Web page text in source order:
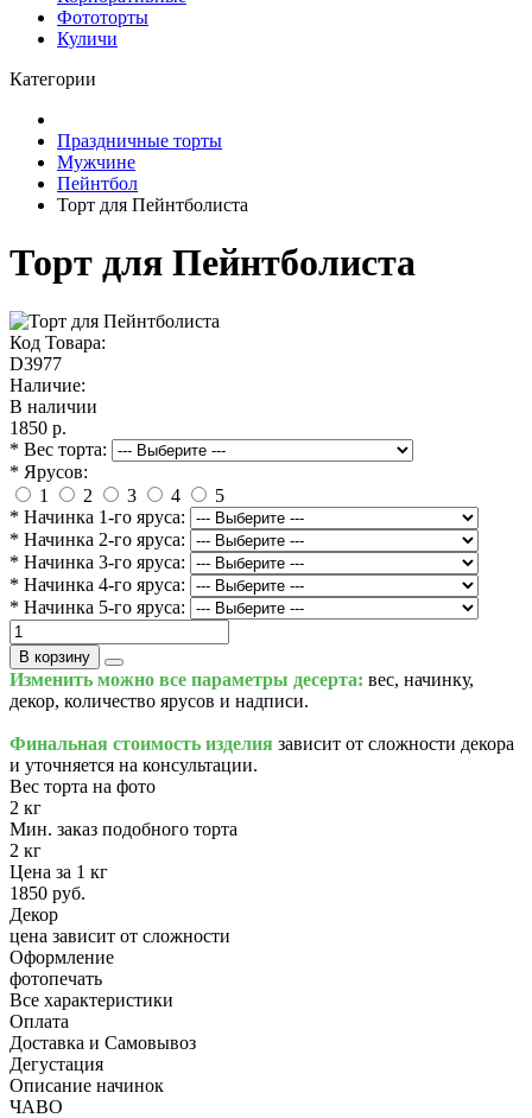
Фототорты
Куличи
Категории
Праздничные торты
Мужчине
Пейнтбол
Торт для Пейнтболиста
Торт для Пейнтболиста
Код Товара:
D3977
Наличие:
В наличии
1850 р.
* Вес торта:
* Ярусов:
1
2 3 4
5
* Начинка 1-го яруса:
* Начинка 2-го яруса:
* Начинка 3-го яруса:
* Начинка 4-го яруса:
* Начинка 5-го яруса:
В корзину
Изменить можно все параметры десерта: вес, начинку,
декор, количество ярусов и надписи.
Финальная стоимость изделия зависит от сложности декора
и уточняется на консультации.
Вес торта на фото
2 кг
Мин. заказ подобного торта
2 кг
Цена за 1 кг
1850 руб.
Декор
цена зависит от сложности
Оформление
фотопечать
Все характеристики
Оплата
Доставка и Самовывоз
Дегустация
Описание начинок
ЧАВО